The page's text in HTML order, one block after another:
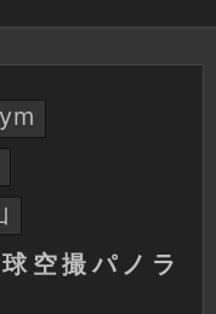
空撮パノラ